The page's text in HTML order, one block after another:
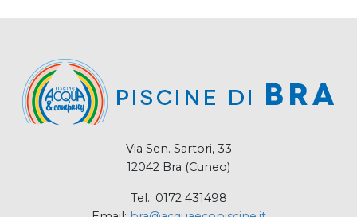
Via Sen. Sartori, 33
12042 Bra (Cuneo)
Tel.: 0172 431498